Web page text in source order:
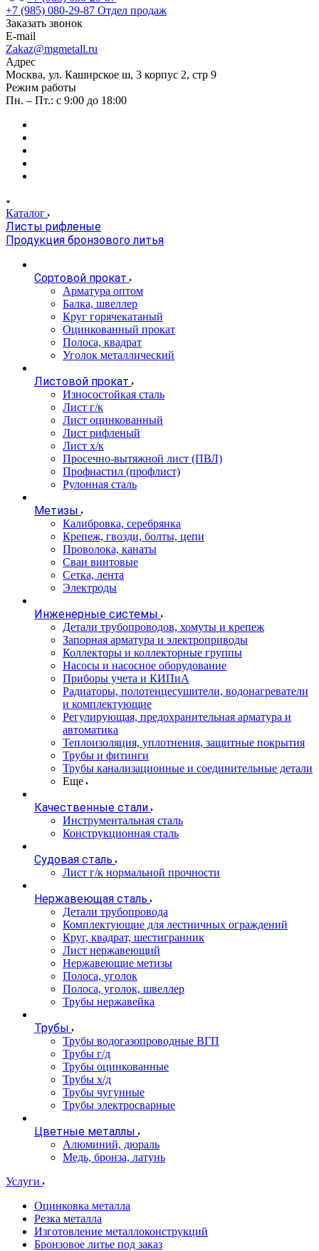
+7 (985) 080-29-87 Отдел продаж
Заказать звонок
E-mail
Zakaz@mgmetall.ru
Адрес
Москва, ул. Каширское ш, 3 корпус 2, стр 9
Режим работы
Пн. – Пт.: с 9:00 до 18:00
Каталог
Листы рифленые
Продукция бронзового литья
Сортовой прокат
Арматура оптом
Балка, швеллер
Круг горячекатаный
Оцинкованный прокат
Полоса, квадрат
Уголок металлический
Листовой прокат
Износостойкая сталь
Лист г/к
Лист оцинкованный
Лист рифленый
Лист х/к
Просечно-вытяжной лист (ПВЛ)
Профнастил (профлист)
Рулонная сталь
Метизы
Калибровка, серебрянка
Крепеж, гвозди, болты, цепи
Проволока, канаты
Сваи винтовые
Сетка, лента
Электроды
Инженерные системы
Детали трубопроводов, хомуты и крепеж
Запорная арматура и электроприводы
Коллекторы и коллекторные группы
Насосы и насосное оборудование
Приборы учета и КИПиА
Радиаторы, полотенцесушители, водонагреватели
и комплектующие
Регулирующая, предохранительная арматура и
автоматика
Теплоизоляция, уплотнения, защитные покрытия
Трубы и фитинги
Трубы канализационные и соединительные детали
Еще
Качественные стали
Инструментальная сталь
Конструкционная сталь
Судовая сталь
Лист г/к нормальной прочности
Нержавеющая сталь
Детали трубопровода
Комплектующие для лестничных ограждений
Круг, квадрат, шестигранник
Лист нержавеющий
Нержавеющие метизы
Полоса, уголок
Полоса, уголок, швеллер
Трубы нержавейка
Трубы
Трубы водогазопроводные ВГП
Трубы г/д
Трубы оцинкованные
Трубы х/д
Трубы чугунные
Трубы электросварные
Цветные металлы
Алюминий, дюраль
Медь, бронза, латунь
Услуги
Оцинковка металла
Резка металла
Изготовление металлоконструкций
Бронзовое литье под заказ